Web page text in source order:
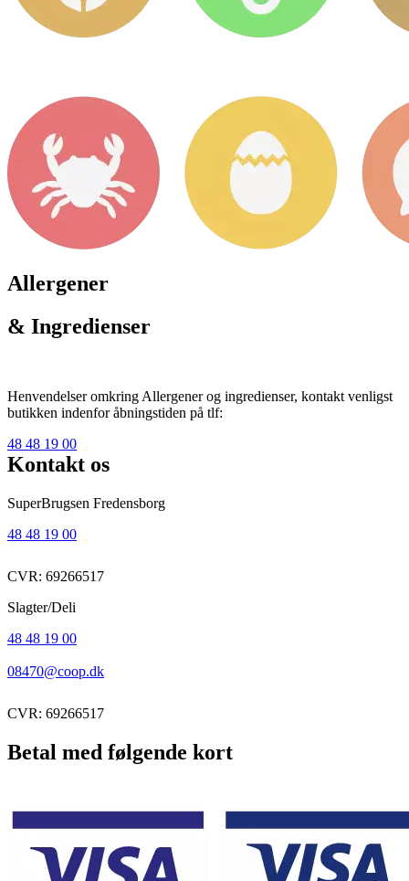
Allergener
& Ingredienser
Henvendelser omkring Allergener og ingredienser, kontakt venligst
butikken indenfor åbningstiden på tlf:
48 48 19 00
Kontakt os
SuperBrugsen Fredensborg
48 48 19 00
CVR: 69266517
Slagter/Deli
48 48 19 00
08470@coop.dk
CVR: 69266517
Betal med følgende kort